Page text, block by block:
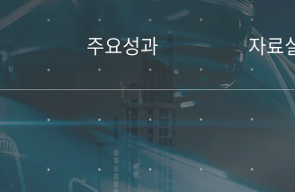
주요성과 자료